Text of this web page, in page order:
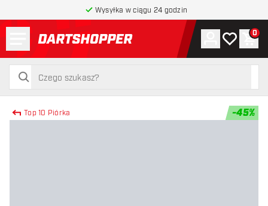
Wysyłka w ciągu 24 godzin
powrót do strony głównej
szukaj
szukaj
Konto
Moja lista
0
Top 10 Piórka -45%